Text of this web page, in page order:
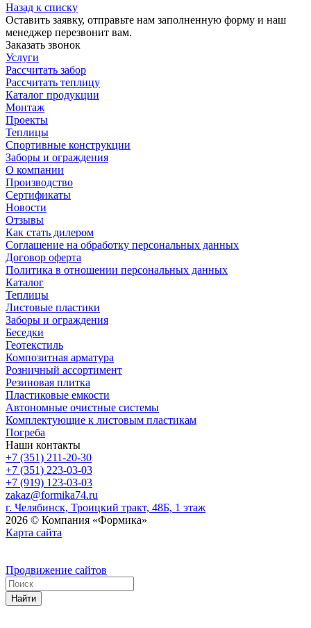
Назад к списку
Оставить заявку, отправьте нам заполненную форму и наш
менеджер перезвонит вам.
Заказать звонок
Услуги
Рассчитать забор
Рассчитать теплицу
Каталог продукции
Монтаж
Проекты
Теплицы
Спортивные конструкции
Заборы и ограждения
О компании
Производство
Сертификаты
Новости
Отзывы
Как стать дилером
Соглашение на обработку персональных данных
Договор оферта
Политика в отношении персональных данных
Каталог
Теплицы
Листовые пластики
Заборы и ограждения
Беседки
Геотекстиль
Композитная арматура
Розничный ассортимент
Резиновая плитка
Пластиковые емкости
Автономные очистные системы
Комплектующие к листовым пластикам
Погреба
Наши контакты
+7 (351) 211-20-30
+7 (351) 223-03-03
+7 (919) 123-03-03
zakaz@formika74.ru
г. Челябинск, Троицкий тракт, 48Б, 1 этаж
2026 © Компания «Формика»
Карта сайта
Продвижение сайтов
Найти